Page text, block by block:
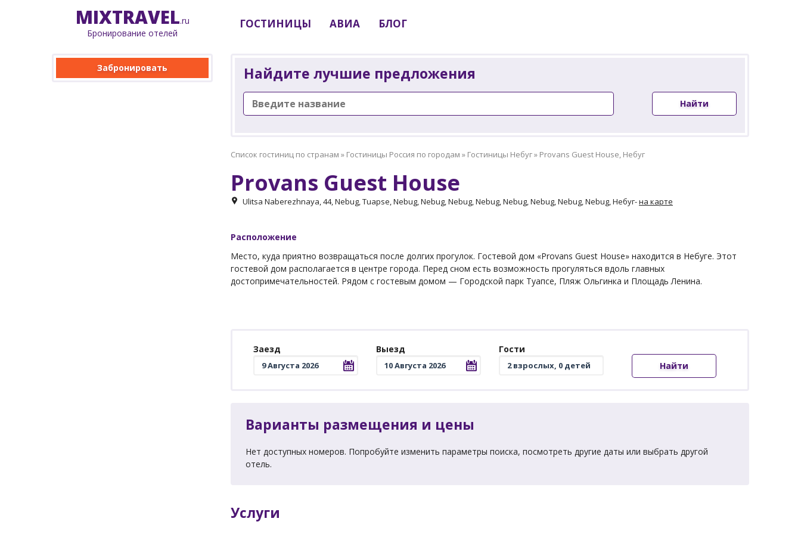
MIXTRAVEL.ru
Бронирование отелей
ГОСТИНИЦЫ АВИА БЛОГ
Забронировать Найдите лучшие предложения
Найти
Список гостиниц по странам » Гостиницы Россия по городам » Гостиницы Небуг» Provans Guest House, Небуг
Provans Guest House
Ulitsa Naberezhnaya, 44, Nebug, Tuapse, Nebug, Nebug, Nebug, Nebug, Nebug, Nebug, Nebug, Nebug, Небуг-на карте
Расположение
Место, куда приятно возвращаться после долгих прогулок. Гостевой дом «Provans Guest House» находится в Небуге. Этот
гостевой дом располагается в центре города. Перед сном есть возможность прогуляться вдоль главных
достопримечательностей. Рядом с гостевым домом — Городской парк Туапсе, Пляж Ольгинка и Площадь Ленина.
Заезд Выезд
Гости
Найти
Варианты размещения и цены
Нет доступных номеров. Попробуйте изменить параметры поиска, посмотреть другие даты или выбрать другой
отель.
Услуги